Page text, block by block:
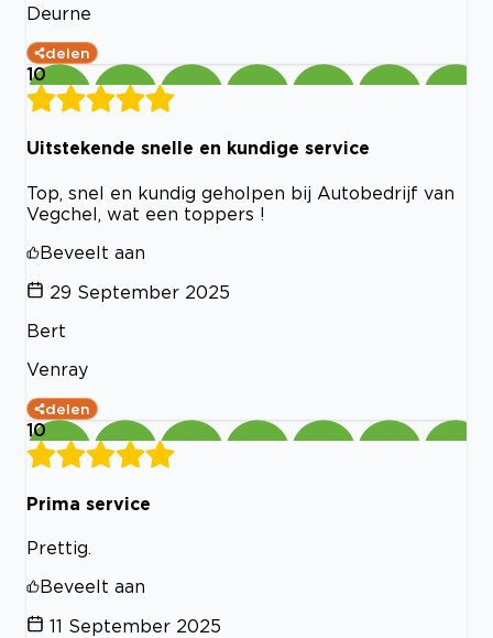
Deurne
delen
10
Uitstekende snelle en kundige service
Top, snel en kundig geholpen bij Autobedrijf van
Vegchel, wat een toppers !
Beveelt aan
29 September 2025
Bert
Venray
delen
10
Prima service
Prettig.
Beveelt aan
11 September 2025